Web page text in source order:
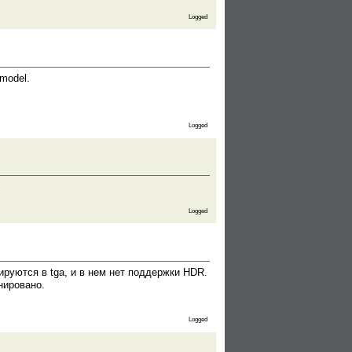
Logged
Logged
Logged
в tga, и в нем нет поддержки HDR.
Logged